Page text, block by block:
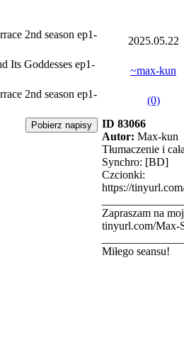
2nd season ep1-
2025.05.22
Its Goddesses ep1-
~max-kun
2nd season ep1-
(0)
ID 83066
Autor: Max-kun
Tłumaczenie i
Synchro: [BD]
Czcionki:
https://
Zapraszam na
tinyurl.com/Max-
Miłego seansu!